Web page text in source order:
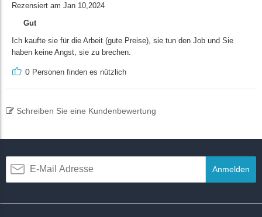
Rezensiert am Jan 10,2024
Gut
Ich kaufte sie für die Arbeit (gute Preise), sie tun den Job und Sie
haben keine Angst, sie zu brechen.
0 Personen finden es nützlich
Schreiben Sie eine Kundenbewertung
Anmelden